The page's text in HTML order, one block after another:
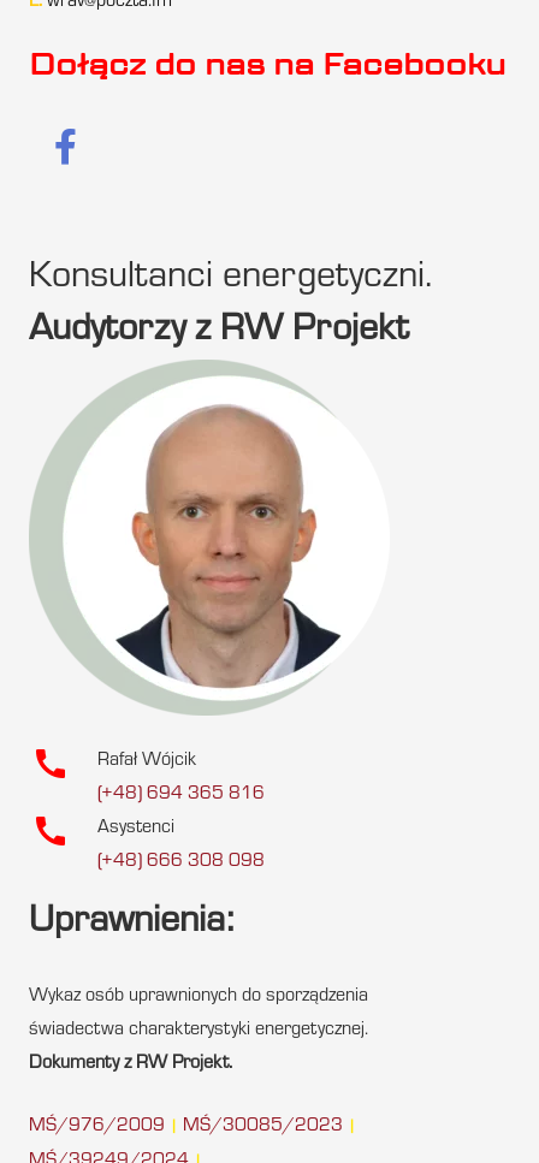
Dołącz do nas na Facebooku
Konsultanci energetyczni.
Audytorzy z RW Projekt
call
Rafał Wójcik
(+48) 694 365 816
call
Asystenci
(+48) 666 308 098
Uprawnienia:
Wykaz osób uprawnionych do sporządzenia
świadectwa charakterystyki energetycznej.
Dokumenty z RW Projekt.
MŚ/976/2009 MŚ/30085/2023